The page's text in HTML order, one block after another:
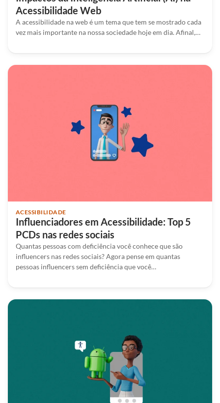
Acessibilidade Web
A acessibilidade na web é um tema que tem se mostrado cada
vez mais importante na nossa sociedade hoje em dia. Afinal,…
ACESSIBILIDADE
Influenciadores em Acessibilidade: Top 5
PCDs nas redes sociais
Quantas pessoas com deficiência você conhece que são
influencers nas redes sociais? Agora pense em quantas
pessoas influencers sem deficiência que você…